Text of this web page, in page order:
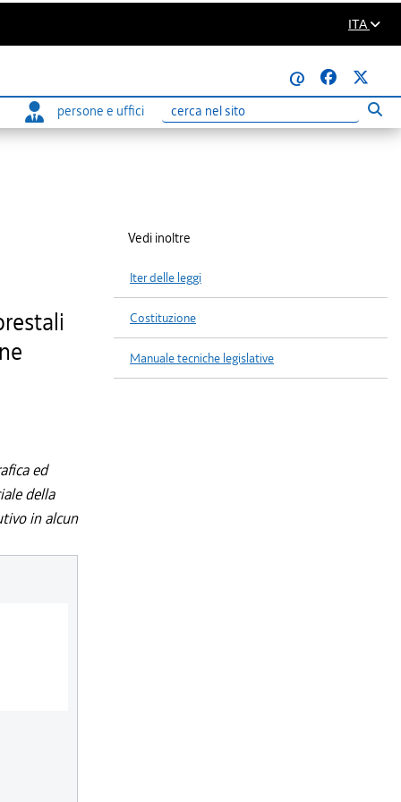
ITA
@
persone e uffici
Ricerca
ed
della
in alcun
Vedi inoltre
Iter delle leggi
Costituzione
Manuale tecniche legislative